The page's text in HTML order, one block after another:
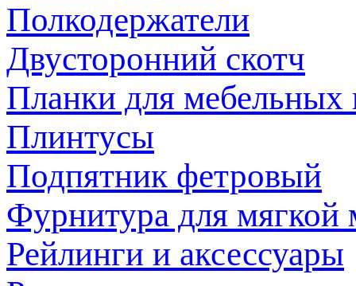
Полкодержатели
Двусторонний скотч
Планки для мебельных
Плинтусы
Подпятник фетровый
Фурнитура для мягкой
Рейлинги и аксессуары